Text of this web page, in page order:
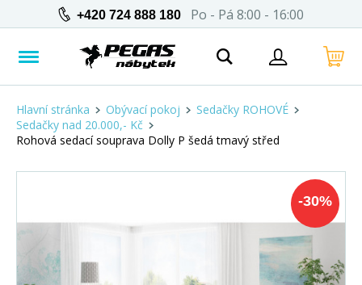
+420 724 888 180 Po - Pá 8:00 - 16:00
Hlavní stránka Obývací pokoj
Sedačky ROHOVÉ
Sedačky nad 20.000,- Kč
Rohová sedací souprava Dolly P šedá tmavý střed
-30%